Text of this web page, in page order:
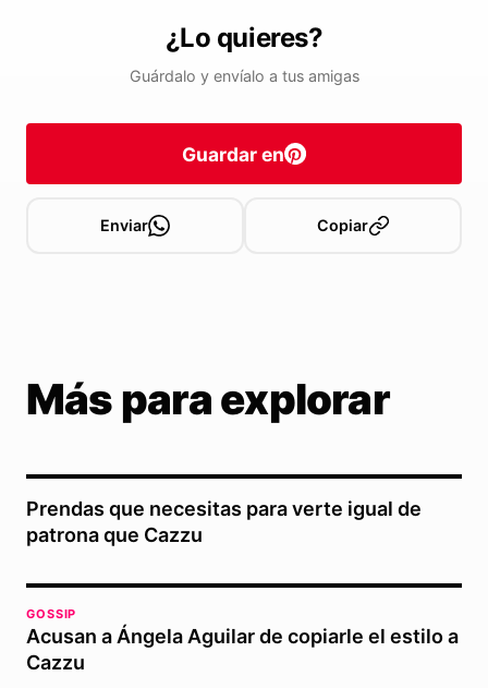
¿Lo quieres?
Guárdalo y envíalo a tus amigas
Guardar en
Enviar Copiar
Más para explorar
Prendas que necesitas para verte igual de
patrona que Cazzu
GOSSIP
Acusan a Ángela Aguilar de copiarle el estilo a
Cazzu